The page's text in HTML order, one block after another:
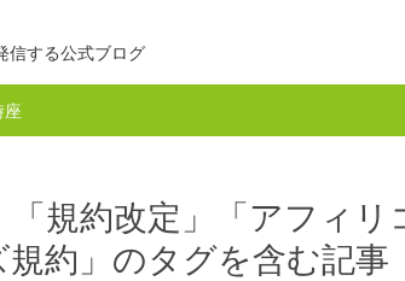
信する公式ブログ
座
規約改定」「アフィリ
約」のタグを含む記事